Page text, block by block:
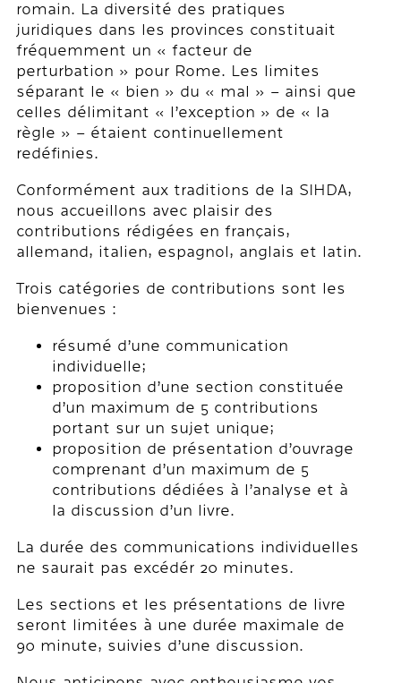
romain. La diversité des pratiques
juridiques dans les provinces constituait
fréquemment un « facteur de
perturbation » pour Rome. Les limites
séparant le « bien » du « mal » – ainsi que
celles délimitant « l’exception » de « la
règle » – étaient continuellement
redéfinies.
Conformément aux traditions de la SIHDA,
nous accueillons avec plaisir des
contributions rédigées en français,
allemand, italien, espagnol, anglais et latin.
Trois catégories de contributions sont les
bienvenues :
résumé d’une communication
individuelle;
proposition d’une section constituée
d’un maximum de 5 contributions
portant sur un sujet unique;
proposition de présentation d’ouvrage
comprenant d’un maximum de 5
contributions dédiées à l’analyse et à
la discussion d’un livre.
La durée des communications individuelles
ne saurait pas excédér 20 minutes.
Les sections et les présentations de livre
seront limitées à une durée maximale de
90 minute, suivies d’une discussion.